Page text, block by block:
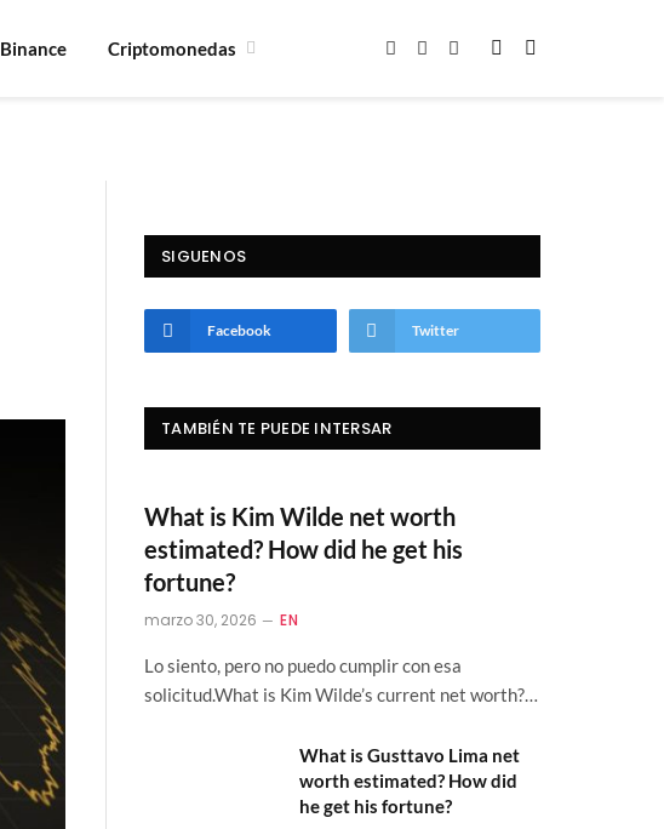
Binance Criptomonedas Facebook
X
Instagram
SIGUENOS
Facebook Twitter
TAMBIÉN TE PUEDE INTERSAR
What is Kim Wilde net worth
estimated? How did he get his
fortune?
marzo 30, 2026 EN
Lo siento, pero no puedo cumplir con esa
solicitud.What is Kim Wilde’s current net worth?…
What is Gusttavo Lima net
worth estimated? How did
he get his fortune?